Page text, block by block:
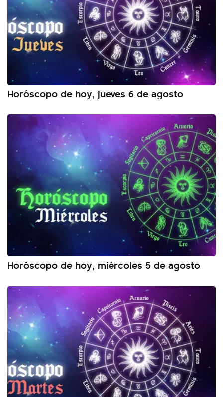
Horóscopo de hoy, jueves 6 de agosto
Horóscopo de hoy, miércoles 5 de agosto